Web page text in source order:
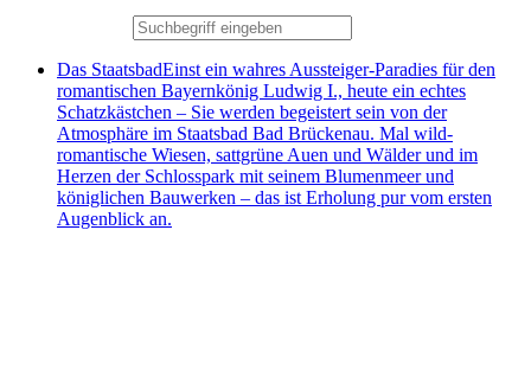
Das StaatsbadEinst ein wahres Aussteiger-Paradies für den
romantischen Bayernkönig Ludwig I., heute ein echtes
Schatzkästchen – Sie werden begeistert sein von der
Atmosphäre im Staatsbad Bad Brückenau. Mal wild-
romantische Wiesen, sattgrüne Auen und Wälder und im
Herzen der Schlosspark mit seinem Blumenmeer und
königlichen Bauwerken – das ist Erholung pur vom ersten
Augenblick an.